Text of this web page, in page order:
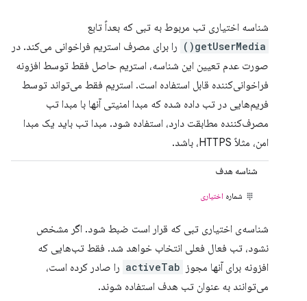
شناسه اختیاری تب مربوط به تبی که بعداً تابع
getUserMedia()
را برای مصرف استریم فراخوانی می‌کند. در
صورت عدم تعیین این شناسه، استریم حاصل فقط توسط افزونه
فراخوانی‌کننده قابل استفاده است. استریم فقط می‌تواند توسط
فریم‌هایی در تب داده شده که مبدا امنیتی آنها با مبدا تب
مصرف‌کننده مطابقت دارد، استفاده شود. مبدا تب باید یک مبدا
امن، مثلاً HTTPS، باشد.
شناسه هدف
شماره اختیاری
شناسه‌ی اختیاری تبی که قرار است ضبط شود. اگر مشخص
نشود، تب فعال فعلی انتخاب خواهد شد. فقط تب‌هایی که
افزونه برای آنها مجوز activeTab را صادر کرده است،
می‌توانند به عنوان تب هدف استفاده شوند.